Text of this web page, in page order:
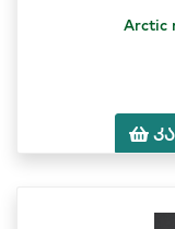
Arctic